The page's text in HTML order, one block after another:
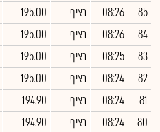
85
08:26 רציף 195.00
84
08:26 רציף 195.00
83
08:25 רציף 195.00
82
08:24 רציף 195.00
81
08:24 רציף 194.90
80
08:24 רציף 194.90